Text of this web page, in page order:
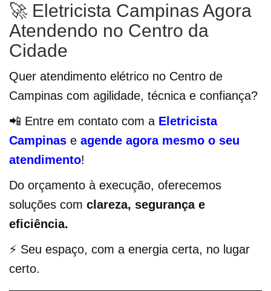
🚀 Eletricista Campinas Agora
Atendendo no Centro da
Cidade
Quer atendimento elétrico no Centro de
Campinas com agilidade, técnica e confiança?
📲 Entre em contato com a Eletricista
Campinas e agende agora mesmo o seu
atendimento!
Do orçamento à execução, oferecemos
soluções com clareza, segurança e
eficiência.
⚡ Seu espaço, com a energia certa, no lugar
certo.